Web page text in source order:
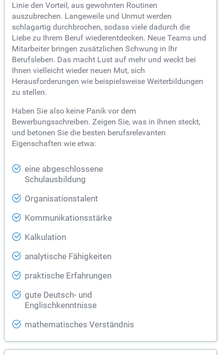
Linie den Vorteil, aus gewohnten Routinen
auszubrechen. Langeweile und Unmut werden
schlagartig durchbrochen, sodass viele dadurch die
Liebe zu Ihrem Beruf wiederentdecken. Neue Teams und
Mitarbeiter bringen zusätzlichen Schwung in Ihr
Berufsleben. Das macht Lust auf mehr und weckt bei
Ihnen vielleicht wieder neuen Mut, sich
Herausforderungen wie beispielsweise Weiterbildungen
zu stellen.
Haben Sie also keine Panik vor dem
Bewerbungsschreiben. Zeigen Sie, was in Ihnen steckt,
und betonen Sie die besten berufsrelevanten
Eigenschaften wie etwa:
eine abgeschlossene
Schulausbildung
Organisationstalent
Kommunikationsstärke
Kalkulation
analytische Fähigkeiten
praktische Erfahrungen
gute Deutsch- und
Englischkenntnisse
mathematisches Verständnis